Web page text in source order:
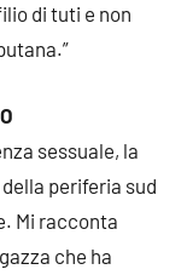
di tuti e non
sessuale, la
periferia sud
Mi racconta
che ha